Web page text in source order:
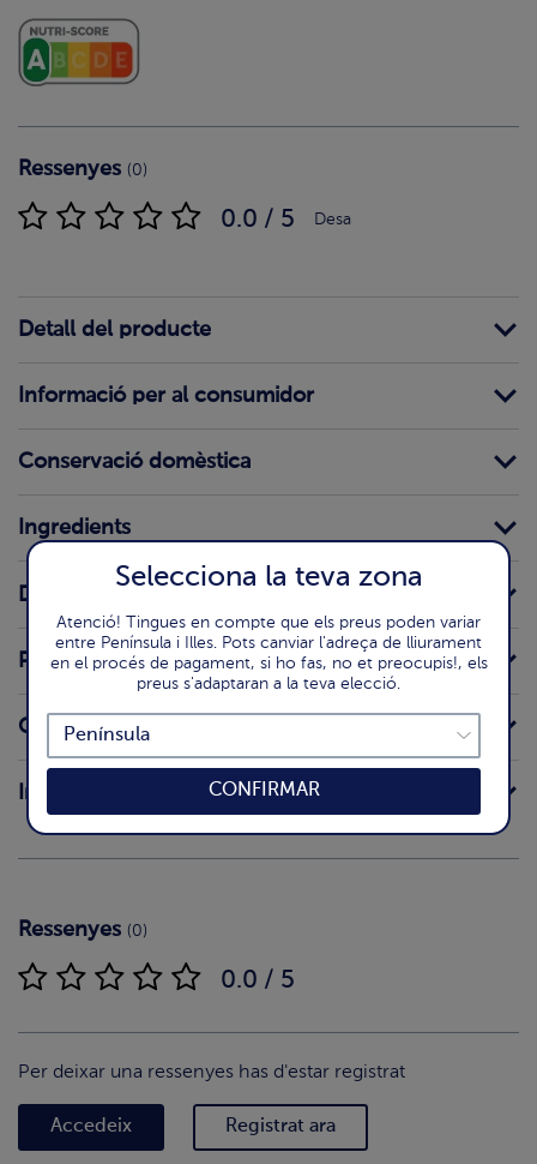
Ressenyes (0)
0.0 / 5 Desa
Detall del producte
Informació per al consumidor
Conservació domèstica
Ingredients
Declaració nutricional
Preparació
Origen
Intoleràncies
Ressenyes (0)
0.0 / 5
Per deixar una ressenyes has d'estar registrat
Accedeix Registrat ara
Selecciona la teva zona
Atenció! Tingues en compte que els preus poden variar
entre Península i Illes. Pots canviar l'adreça de lliurament
en el procés de pagament, si ho fas, no et preocupis!, els
preus s'adaptaran a la teva elecció.
CONFIRMAR